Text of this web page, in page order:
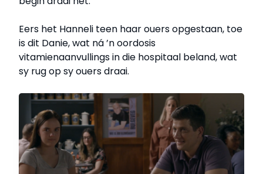
Eers het Hanneli teen haar ouers opgestaan, toe
is dit Danie, wat ná ’n oordosis
vitamienaanvullings in die hospitaal beland, wat
sy rug op sy ouers draai.